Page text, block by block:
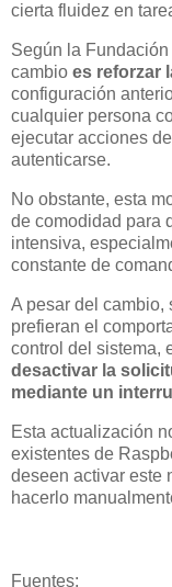
cierta fluidez en
Según la
cambio es reforzar
configuración
cualquier persona
ejecutar acciones
autenticarse.
No obstante, esta
de comodidad para
intensiva,
constante de
A pesar del cambio,
prefieran el
control del sistema,
desactivar la
mediante un
Esta actualización
existentes de
deseen activar este
hacerlo
Fuentes: